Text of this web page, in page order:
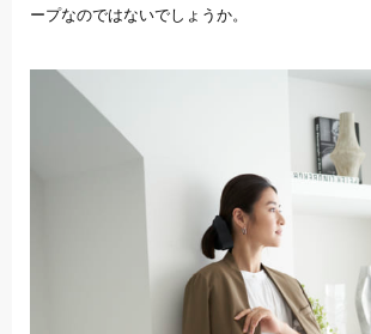
ープなのではないでしょうか。